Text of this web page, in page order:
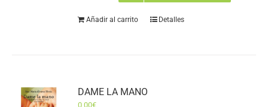
Añadir al carrito Detalles
DAME LA MANO
0,00€